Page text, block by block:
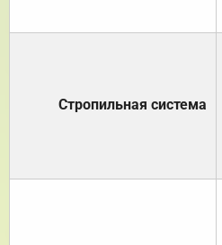
Стропильная система